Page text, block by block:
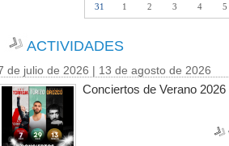
31
1 2 3 4 5
ACTIVIDADES
de julio de 2026 | 13 de agosto de 2026
Conciertos de Verano 2026